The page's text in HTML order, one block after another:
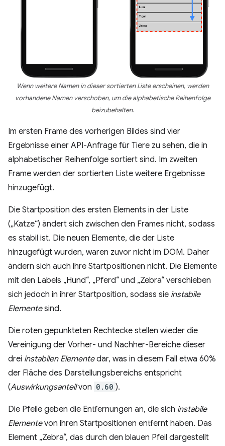
Wenn weitere Namen in dieser sortierten Liste erscheinen, werden
vorhandene Namen verschoben, um die alphabetische Reihenfolge
beizubehalten.
Im ersten Frame des vorherigen Bildes sind vier
Ergebnisse einer API-Anfrage für Tiere zu sehen, die in
alphabetischer Reihenfolge sortiert sind. Im zweiten
Frame werden der sortierten Liste weitere Ergebnisse
hinzugefügt.
Die Startposition des ersten Elements in der Liste
(„Katze“) ändert sich zwischen den Frames nicht, sodass
es stabil ist. Die neuen Elemente, die der Liste
hinzugefügt wurden, waren zuvor nicht im DOM. Daher
ändern sich auch ihre Startpositionen nicht. Die Elemente
mit den Labels „Hund“, „Pferd“ und „Zebra“ verschieben
sich jedoch in ihrer Startposition, sodass sie instabile
Elementesind.
Die roten gepunkteten Rechtecke stellen wieder die
Vereinigung der Vorher- und Nachher-Bereiche dieser
drei instabilen Elementedar, was in diesem Fall etwa 60%
der Fläche des Darstellungsbereichs entspricht
(Auswirkungsanteilvon 0.60 ).
Die Pfeile geben die Entfernungen an, die sich instabile
Elementevon ihren Startpositionen entfernt haben. Das
Element „Zebra“, das durch den blauen Pfeil dargestellt